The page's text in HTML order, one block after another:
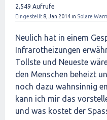
2,549 Aufrufe
Eingestellt 8, Jan 2014in Solare
Neulich hat in einem
Infrarotheizungen
Tollste und Neueste
den Menschen beheizt
noch dazu wahnsinnig
kann ich mir das
und was kostet der